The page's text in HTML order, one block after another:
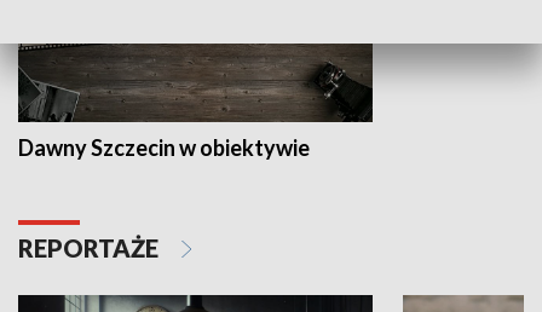
Dawny Szczecin w obiektywie
REPORTAŻE